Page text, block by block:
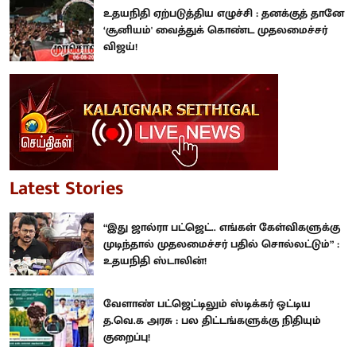
உதயநிதி ஏற்படுத்திய எழுச்சி : தனக்குத் தானே
‘சூனியம்' வைத்துக் கொண்ட முதலமைச்சர்
விஜய்!
Latest Stories
“இது ஜால்ரா பட்ஜெட்.. எங்கள் கேள்விகளுக்கு
முடிந்தால் முதலமைச்சர் பதில் சொல்லட்டும்” :
உதயநிதி ஸ்டாலின்!
வேளாண் பட்ஜெட்டிலும் ஸ்டிக்கர் ஒட்டிய
த.வெ.க அரசு : பல திட்டங்களுக்கு நிதியும்
குறைப்பு!